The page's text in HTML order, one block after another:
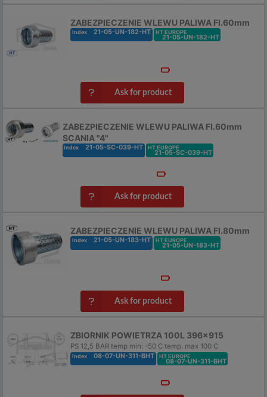
ZABEZPIECZENIE WLEWU PALIWA FI.60mm
Index 21-05-UN-182-HT HT EUROPE
21-05-UN-182-HT
Ask for product
ZABEZPIECZENIE WLEWU PALIWA FI.60mm
SCANIA "4"
Index 21-05-SC-039-HT HT EUROPE
21-05-SC-039-HT
Ask for product
ZABEZPIECZENIE WLEWU PALIWA FI.80mm
Index 21-05-UN-183-HT HT EUROPE
21-05-UN-183-HT
Ask for product
ZBIORNIK POWIETRZA 100L 396x915
PS 12,5 BAR temp min: -50 C temp. max 100 C
Index 08-07-UN-311-BHT HT EUROPE
08-07-UN-311-BHT